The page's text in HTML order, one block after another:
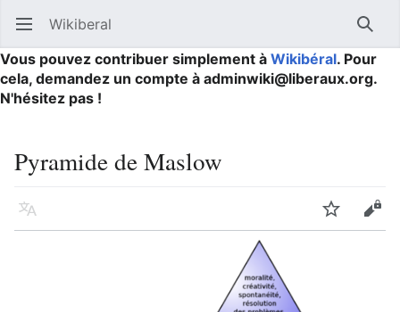
Ouvrir le menu principal Wikiberal
Vous pouvez contribuer simplement à Wikibéral. Pour
cela, demandez un compte à adminwiki@liberaux.org.
N'hésitez pas !
Pyramide de Maslow
Langue Suivre